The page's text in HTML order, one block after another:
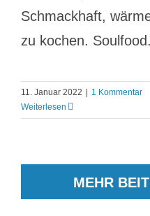
Schmackhaft,
zu kochen. Soulfood.
11. Januar 2022
1 Kommentar
Weiterlesen
MEHR